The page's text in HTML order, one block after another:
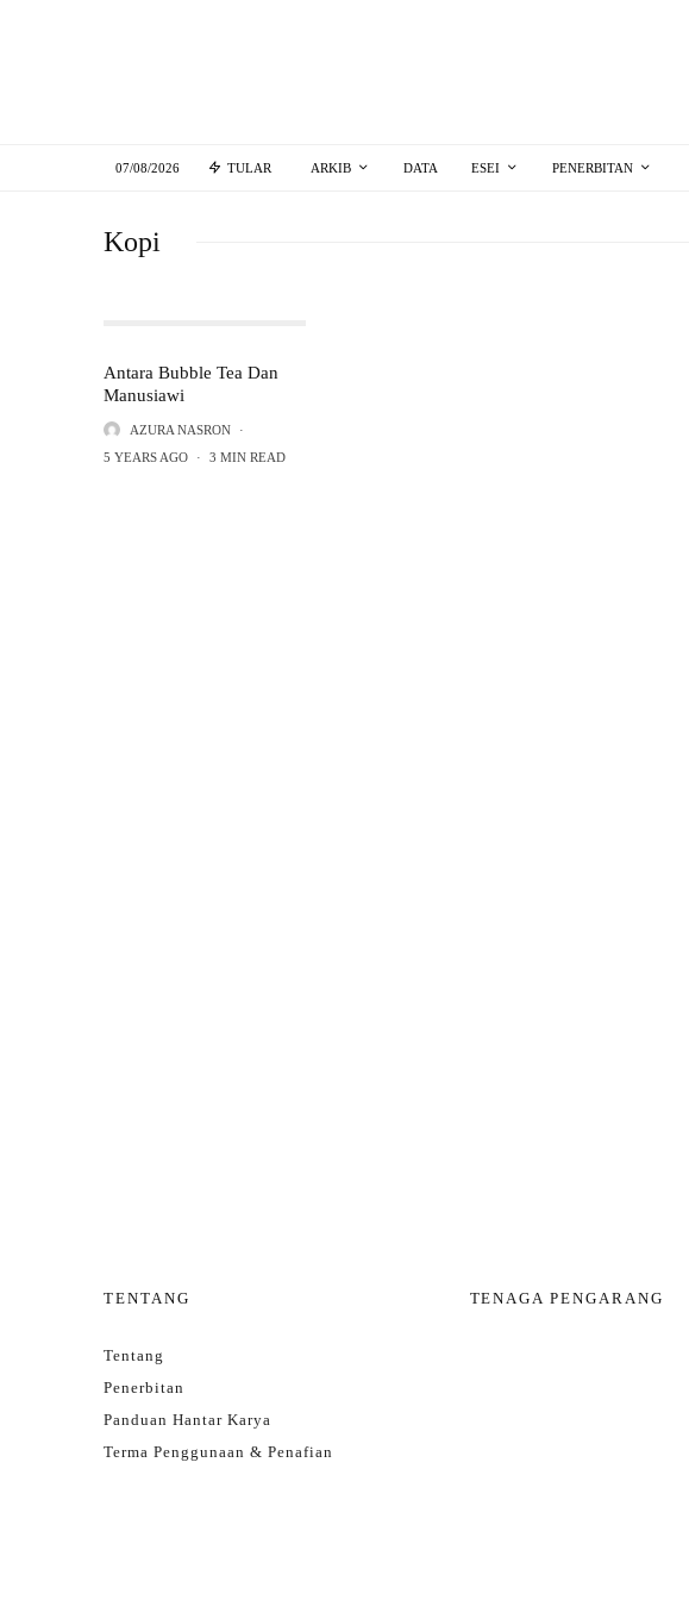
07/08/2026 TULAR ARKIB DATA ESEI PENERBITAN
Kopi
Antara Bubble Tea Dan
Manusiawi
AZURA NASRON
·
5 YEARS AGO
· 3 MIN READ
TENTANG
Tentang
Penerbitan
Panduan Hantar Karya
Terma Penggunaan & Penafian
TENAGA PENGARANG